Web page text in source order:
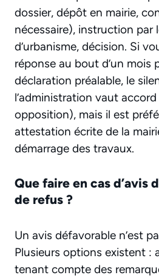
dossier, dépôt en mairie,
nécessaire), instruction par
d’urbanisme, décision. Si
réponse au bout d’un mois
déclaration préalable, le
l’administration vaut
opposition), mais il est
attestation écrite de la
démarrage des travaux.
Que faire en cas d’avis
de refus ?
Un avis défavorable n’est
Plusieurs options existent :
tenant compte des